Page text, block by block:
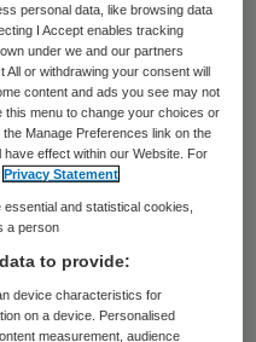
Bart Knols
over de
“In Brazilië is de
Dat doe je niet
extreme situatie.
is geen medicijn
terwijl mensen
naartoe gaan”,
personal data, like browsing data
I Accept enables tracking
under we and our partners
All or withdrawing your consent will
content and ads you see may not
menu to change your choices or
Manage Preferences link on the
effect within our Website. For
Privacy Statement
and statistical cookies,
a person
to provide:
device characteristics for
on a device. Personalised
measurement, audience